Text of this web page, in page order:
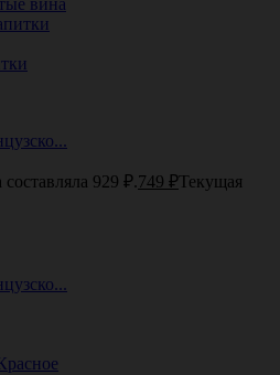
вина
929 ₽.749 ₽Текущая